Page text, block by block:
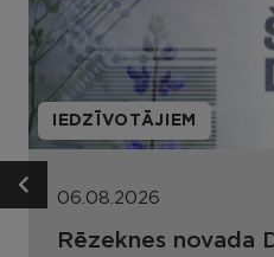
IEDZĪVOTĀJIEM
06.08.2026
Rēzeknes novada